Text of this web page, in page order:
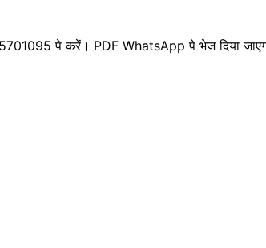
पे करें। PDF WhatsApp पे भेज दिया